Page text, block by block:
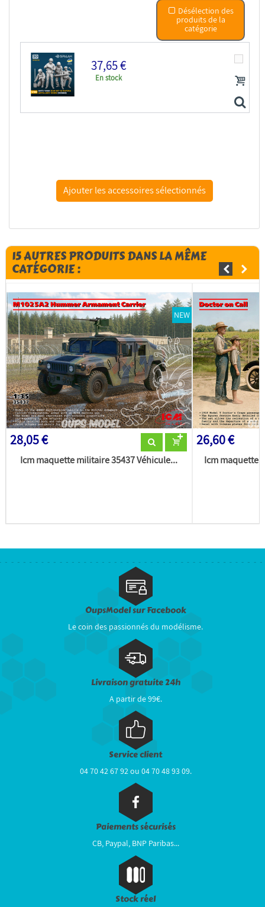
Désélection des
produits de la
catégorie
37,65 €
En stock
Spalah kit figurine SP25735 Équipe d'artillerie du...
15 AUTRES PRODUITS DANS LA MÊME
CATÉGORIE :
NEW
28,05 €
Icm maquette militaire 35437 Véhicule...
26,60 €
Icm maquette
OupsModel sur Facebook
Le coin des passionnés du modélisme.
Livraison gratuite 24h
A partir de 99€.
Service client
04 70 42 67 92 ou 04 70 48 93 09.
Paiements sécurisés
CB, Paypal, BNP Paribas...
Stock réel